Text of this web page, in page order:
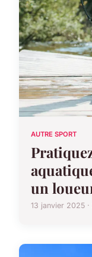
AUTRE SPORT
un
13 janvier 2025